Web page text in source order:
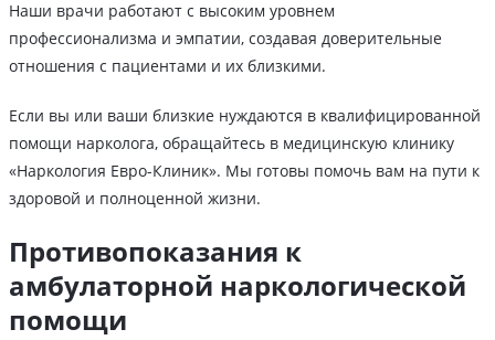
Наши врачи работают с высоким уровнем
профессионализма и эмпатии, создавая доверительные
отношения с пациентами и их близкими.
Если вы или ваши близкие нуждаются в квалифицированной
помощи нарколога, обращайтесь в медицинскую клинику
«Наркология Евро-Клиник». Мы готовы помочь вам на пути к
здоровой и полноценной жизни.
Противопоказания к
амбулаторной наркологической
помощи